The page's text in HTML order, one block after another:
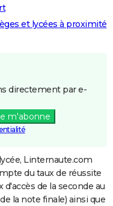
et lycées à proximité
directement par e-
m'abonne
Linternaute.com
du taux de réussite
d'accès de la seconde au
la note finale) ainsi que